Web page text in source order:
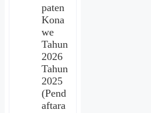
paten
Kona
we
Tahun
2026
Tahun
2025
(Pend
aftara